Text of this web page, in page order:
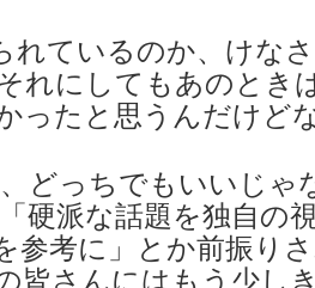
れているのか、けな
れにしてもあのとき
ったと思うんだけど
どっちでもいいじゃ
硬派な話題を独自の
参考に」とか前振り
皆さんにはもう少し